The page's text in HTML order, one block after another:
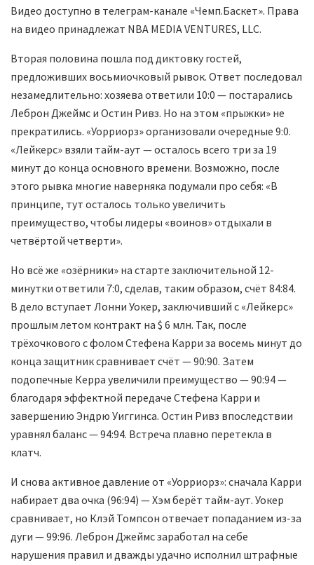
Видео доступно в телеграм-канале «Чемп.Баскет». Права
на видео принадлежат NBA MEDIA VENTURES, LLC.
Вторая половина пошла под диктовку гостей,
предложивших восьмиочковый рывок. Ответ последовал
незамедлительно: хозяева ответили 10:0 — постарались
Леброн Джеймс и Остин Ривз. Но на этом «прыжки» не
прекратились. «Уорриорз» организовали очередные 9:0.
«Лейкерс» взяли тайм-аут — осталось всего три за 19
минут до конца основного времени. Возможно, после
этого рывка многие наверняка подумали про себя: «В
принципе, тут осталось только увеличить
преимущество, чтобы лидеры «воинов» отдыхали в
четвёртой четверти».
Но всё же «озёрники» на старте заключительной 12-
минутки ответили 7:0, сделав, таким образом, счёт 84:84.
В дело вступает Лонни Уокер, заключивший с «Лейкерс»
прошлым летом контракт на $ 6 млн. Так, после
трёхочкового с фолом Стефена Карри за восемь минут до
конца защитник сравнивает счёт — 90:90. Затем
подопечные Керра увеличили преимущество — 90:94 —
благодаря эффектной передаче Стефена Карри и
завершению Эндрю Уиггинса. Остин Ривз впоследствии
уравнял баланс — 94:94. Встреча плавно перетекла в
клатч.
И снова активное давление от «Уорриорз»: сначала Карри
набирает два очка (96:94) — Хэм берёт тайм-аут. Уокер
сравнивает, но Клэй Томпсон отвечает попаданием из-за
дуги — 99:96. Леброн Джеймс заработал на себе
нарушения правил и дважды удачно исполнил штрафные